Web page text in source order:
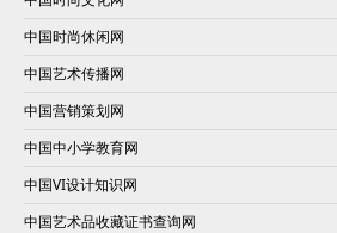
中国时尚休闲网
中国艺术传播网
中国营销策划网
中国中小学教育网
中国VI设计知识网
中国艺术品收藏证书查询网